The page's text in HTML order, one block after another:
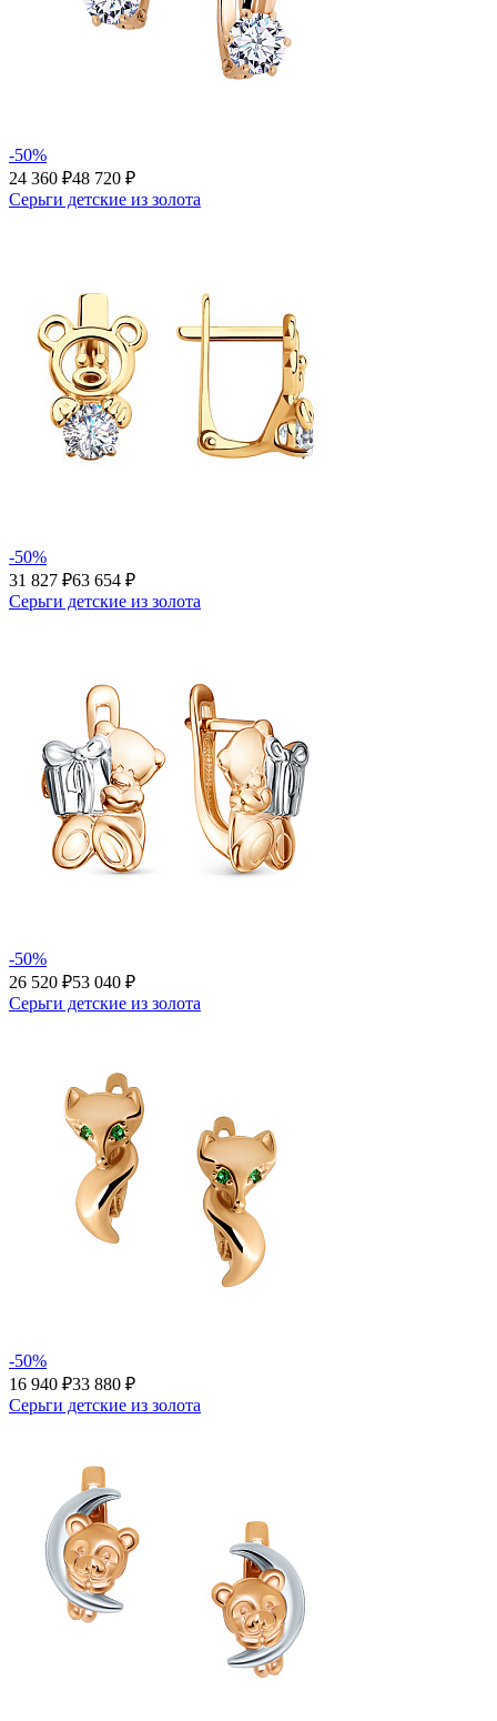
-50%
24 360 ₽48 720 ₽
Серьги детские из золота
-50%
31 827 ₽63 654 ₽
Серьги детские из золота
-50%
26 520 ₽53 040 ₽
Серьги детские из золота
-50%
16 940 ₽33 880 ₽
Серьги детские из золота